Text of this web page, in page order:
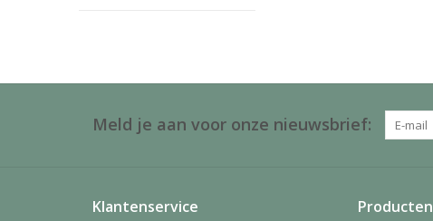
Meld je aan voor onze nieuwsbrief:
Klantenservice Producten